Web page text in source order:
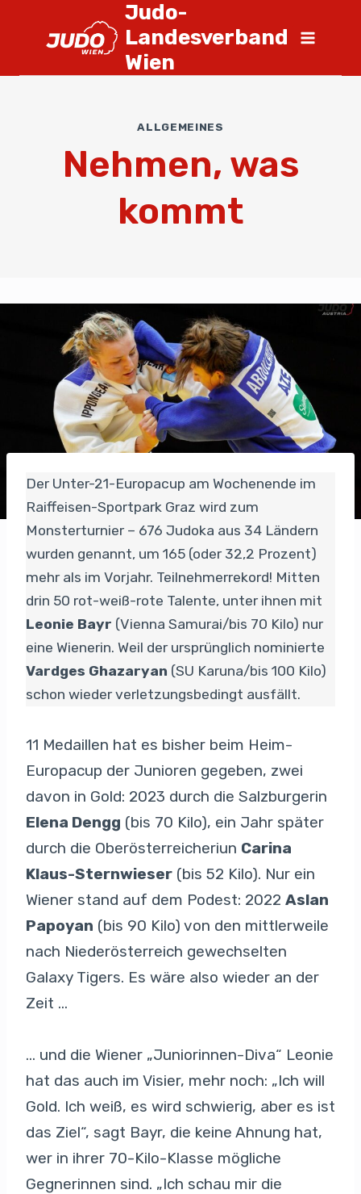
Judo-
Landesverband
Wien
ALLGEMEINES
Nehmen, was
kommt
Der Unter-21-Europacup am Wochenende im
Raiffeisen-Sportpark Graz wird zum
Monsterturnier – 676 Judoka aus 34 Ländern
wurden genannt, um 165 (oder 32,2 Prozent)
mehr als im Vorjahr. Teilnehmerrekord! Mitten
drin 50 rot-weiß-rote Talente, unter ihnen mit
Leonie Bayr (Vienna Samurai/bis 70 Kilo) nur
eine Wienerin. Weil der ursprünglich nominierte
Vardges Ghazaryan (SU Karuna/bis 100 Kilo)
schon wieder verletzungsbedingt ausfällt.
11 Medaillen hat es bisher beim Heim-
Europacup der Junioren gegeben, zwei
davon in Gold: 2023 durch die Salzburgerin
Elena Dengg (bis 70 Kilo), ein Jahr später
durch die Oberösterreicheriun Carina
Klaus-Sternwieser (bis 52 Kilo). Nur ein
Wiener stand auf dem Podest: 2022 Aslan
Papoyan (bis 90 Kilo) von den mittlerweile
nach Niederösterreich gewechselten
Galaxy Tigers. Es wäre also wieder an der
Zeit …
… und die Wiener „Juniorinnen-Diva“ Leonie
hat das auch im Visier, mehr noch: „Ich will
Gold. Ich weiß, es wird schwierig, aber es ist
das Ziel“, sagt Bayr, die keine Ahnung hat,
wer in ihrer 70-Kilo-Klasse mögliche
Gegnerinnen sind. „Ich schau mir die